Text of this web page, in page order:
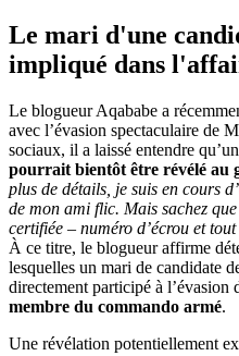
Le mari d'une
impliqué dans
Le blogueur Aqababe a
avec l’évasion spectaculaire de
sociaux, il a laissé entendre qu’un
pourrait bientôt être révélé au
plus de détails, je suis en cours
de mon ami flic. Mais sachez
certifiée – numéro d’écrou et
À ce titre, le blogueur affirme
lesquelles un mari de candidate
directement participé à l’évasion
membre du commando armé.
Une révélation potentiellement